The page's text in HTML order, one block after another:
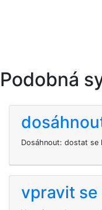
Podobná
Dosáhnout: dostat se
vpravit